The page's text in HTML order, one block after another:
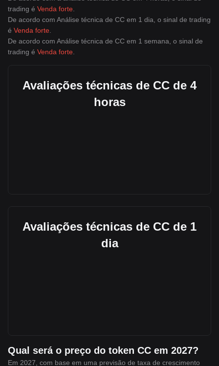
trading é Venda forte
De acordo com Análise técnica de CC em 1 dia, o sinal de trading
é Venda forte
De acordo com Análise técnica de CC em 1 semana, o sinal de
trading é Venda forte
Avaliações técnicas de CC de 4
horas
Avaliações técnicas de CC de 1
dia
Qual será o preço do token CC em 2027?
Em 2027, com base em uma previsão de taxa de crescimento